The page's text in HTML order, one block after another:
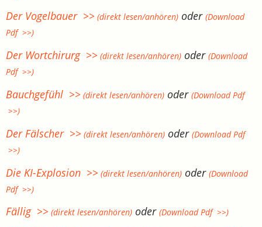
Der Vogelbauer >> (direkt lesen/anhören) oder(Download
Pdf >>)
Der Wortchirurg >> (direkt lesen/anhören) oder(Download
Pdf >>)
Bauchgefühl >> (direkt lesen/anhören) oder(Download Pdf
>>)
Der Fälscher >> (direkt lesen/anhören) oder(Download Pdf
>>)
Die KI-Explosion >> (direkt lesen/anhören) oder(Download
Pdf >>)
Fällig >> (direkt lesen/anhören) oder(Download Pdf >>)